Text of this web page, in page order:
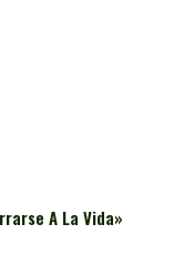
A La Vida»